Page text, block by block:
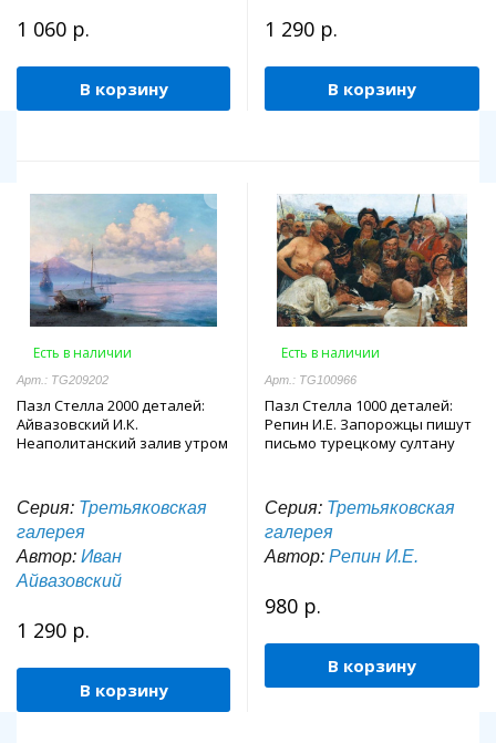
1 060 р.
В корзину
1 290 р.
В корзину
Есть в наличии
Арт.: TG209202
Пазл Стелла 2000 деталей:
Айвазовский И.К.
Неаполитанский залив утром
Серия: Третьяковская
галерея
Автор: Иван
Айвазовский
1 290 р.
В корзину
Есть в наличии
Арт.: TG100966
Пазл Стелла 1000 деталей:
Репин И.Е. Запорожцы пишут
письмо турецкому султану
Серия: Третьяковская
галерея
Автор: Репин И.Е.
980 р.
В корзину